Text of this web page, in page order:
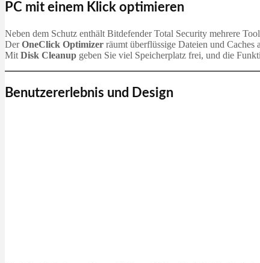
PC mit einem Klick optimieren
Neben dem Schutz enthält Bitdefender Total Security mehrere
DerOneClick Optimizer räumt überflüssige Dateien und Caches
Mit Disk Cleanup geben Sie viel Speicherplatz frei, und die
Benutzererlebnis und Design